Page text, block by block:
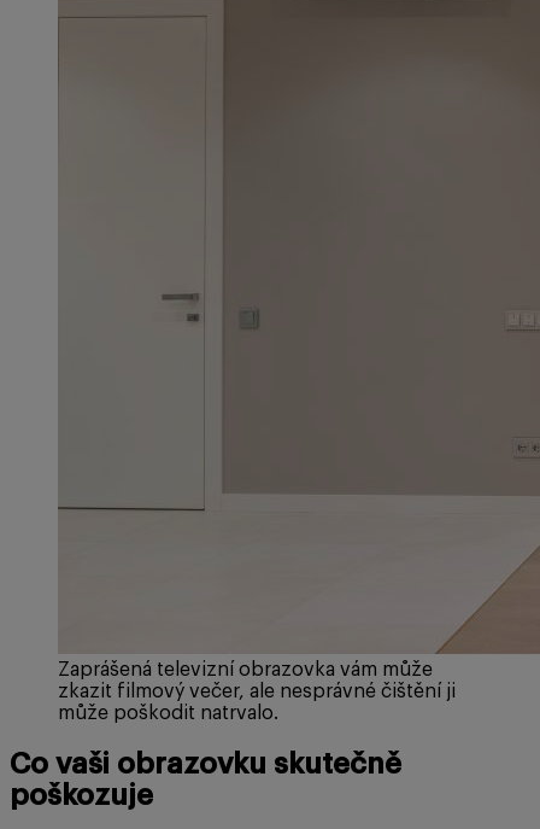
Zaprášená televizní obrazovka vám může
zkazit filmový večer, ale nesprávné čištění ji
může poškodit natrvalo.
Co vaši obrazovku skutečně
poškozuje